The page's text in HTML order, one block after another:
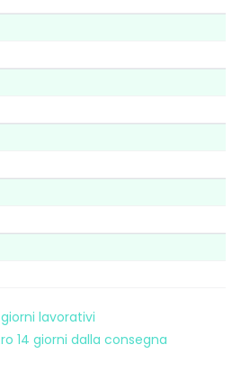
lavorativi
14 giorni dalla consegna